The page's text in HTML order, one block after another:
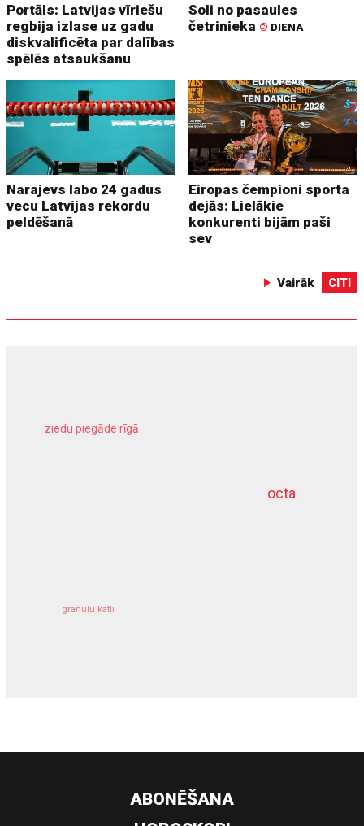
Portāls: Latvijas vīriešu
regbija izlase uz gadu
diskvalificēta par dalības
spēlēs atsaukšanu
Soli no pasaules
četrinieka © DIENA
Narajevs labo 24 gadus
vecu Latvijas rekordu
peldēšanā
Eiropas čempioni sporta
dejās: Lielākie
konkurenti bijām paši
sev
Vairāk CITI
octa
ziedu piegāde rīgā
granulu katli
dziļurbums
ABONĒŠANA